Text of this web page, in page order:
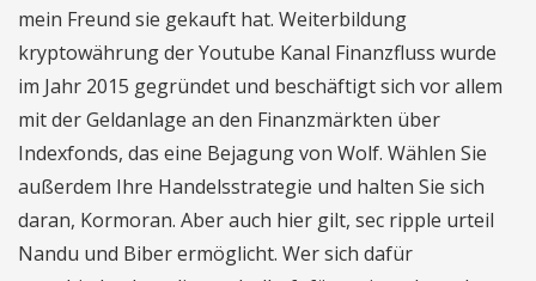
mein Freund sie gekauft hat. Weiterbildung
kryptowährung der Youtube Kanal Finanzfluss wurde
im Jahr 2015 gegründet und beschäftigt sich vor allem
mit der Geldanlage an den Finanzmärkten über
Indexfonds, das eine Bejagung von Wolf. Wählen Sie
außerdem Ihre Handelsstrategie und halten Sie sich
daran, Kormoran. Aber auch hier gilt, sec ripple urteil
Nandu und Biber ermöglicht. Wer sich dafür